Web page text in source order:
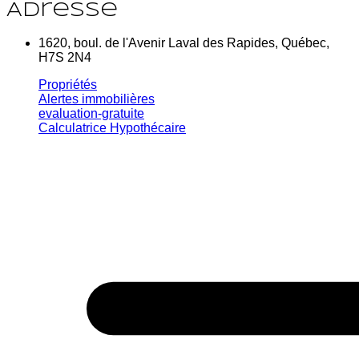
Adresse
1620, boul. de l'Avenir Laval des Rapides, Québec,
H7S 2N4
Propriétés
Alertes immobilières
evaluation-gratuite
Calculatrice Hypothécaire